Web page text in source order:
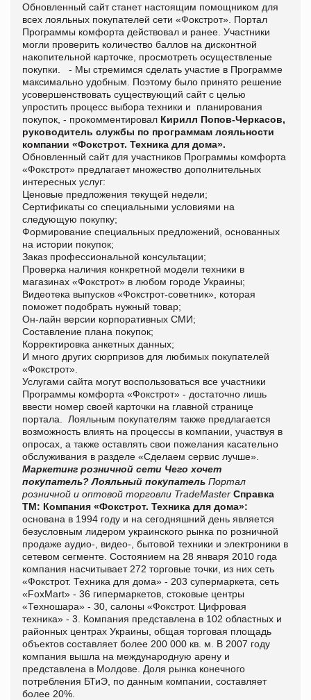
Обновленный сайт станет настоящим помощником для
всех лояльных покупателей сети «Фокстрот». Портал
Программы комфорта действовал и ранее. Участники
могли проверить количество баллов на дисконтной
накопительной карточке, просмотреть осуществленые
покупки. - Мы стремимся сделать участие в Программе
максимально удобным. Поэтому было принято решение
усовершенствовать существующий сайт с целью
упростить процесс выбора техники и планирования
покупок, - прокомментировал Кирилл Попов-Черкасов,
руководитель службы по программам лояльности
компании «Фокстрот. Техника для дома».
Обновленный сайт для участников Программы комфорта
«Фокстрот» предлагает множество дополнительных
интересных услуг:
Ценовые предложения текущей недели;
Сертификаты со специальными условиями на
следующую покупку;
Формирование специальных предложений, основанных
на истории покупок;
Заказ профессиональной консультации;
Проверка наличия конкретной модели техники в
магазинах «Фокстрот» в любом городе Украины;
Видеотека выпусков «Фокстрот-советник», которая
поможет подобрать нужный товар;
Он-лайн версии корпоративных СМИ;
Составление плана покупок;
Корректировка анкетных данных;
И много других сюрпризов для любимых покупателей
«Фокстрот».
Услугами сайта могут воспользоваться все участники
Программы комфорта «Фокстрот» - достаточно лишь
ввести номер своей карточки на главной странице
портала. Лояльным покупателям также предлагается
возможность влиять на процессы в компании, участвуя в
опросах, а также оставлять свои пожелания касательно
обслуживания в разделе «Сделаем сервис лучше».
Маркетинг розничной сети Чего хочет
покупатель? Лояльный покупатель Портал
розничной и оптовой торговли TradeMaster Справка
ТМ: Компания «Фокстрот. Техника для дома»:
основана в 1994 году и на сегодняшний день является
безусловным лидером украинского рынка по розничной
продаже аудио-, видео-, бытовой техники и электроники в
сетевом сегменте. Состоянием на 28 января 2010 года
компания насчитывает 272 торговые точки, из них сеть
«Фокстрот. Техника для дома» - 203 супермаркета, сеть
«FoxMart» - 36 гипермаркетов, стоковые центры
«Техношара» - 30, салоны «Фокстрот. Цифровая
техника» - 3. Компания представлена в 102 областных и
районных центрах Украины, общая торговая площадь
объектов составляет более 200 000 кв. м. В 2007 году
компания вышла на международную арену и
представлена в Молдове. Доля рынка конечного
потребления БТиЭ, по данным компании, составляет
более 20%.